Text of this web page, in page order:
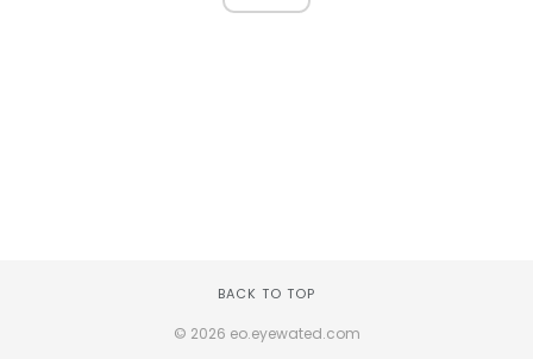
BACK TO TOP
© 2026 eo.eyewated.com